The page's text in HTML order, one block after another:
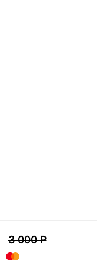
3 000 Р